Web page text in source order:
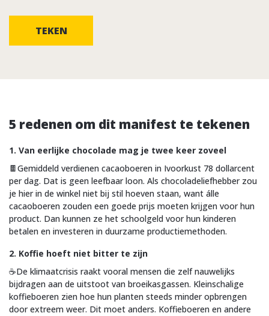
5 redenen om dit manifest te tekenen
1. Van eerlijke chocolade mag je twee keer zoveel
🍫Gemiddeld verdienen cacaoboeren in Ivoorkust 78 dollarcent
per dag. Dat is geen leefbaar loon. Als chocoladeliefhebber zou
je hier in de winkel niet bij stil hoeven staan, want álle
cacaoboeren zouden een goede prijs moeten krijgen voor hun
product. Dan kunnen ze het schoolgeld voor hun kinderen
betalen en investeren in duurzame productiemethoden.
2. Koffie hoeft niet bitter te zijn
☕De klimaatcrisis raakt vooral mensen die zelf nauwelijks
bijdragen aan de uitstoot van broeikasgassen. Kleinschalige
koffieboeren zien hoe hun planten steeds minder opbrengen
door extreem weer. Dit moet anders. Koffieboeren en andere